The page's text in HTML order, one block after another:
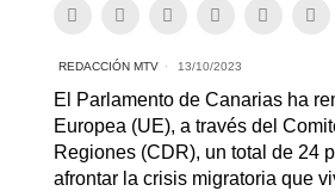
REDACCIÓN MTV 13/10/2023
El Parlamento de Canarias ha
Europea (UE), a través del
Regiones (CDR), un total de 24
afrontar la crisis migratoria que